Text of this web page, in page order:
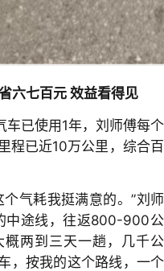
六七百元 效益看得见
车已使用1年，刘师傅每个
程已近10万公里，综合百
气耗我挺满意的。”刘师
中途线，往返800-900公
两到三天一趟，几千公
，按我的这个路线，一个